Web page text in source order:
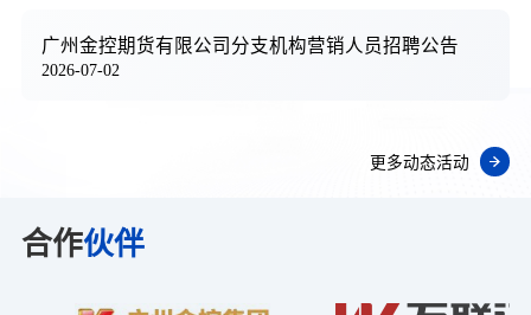
广州金控期货有限公司分支机构营销人员招聘公告
2026-07-02
更多动态活动
合作伙伴